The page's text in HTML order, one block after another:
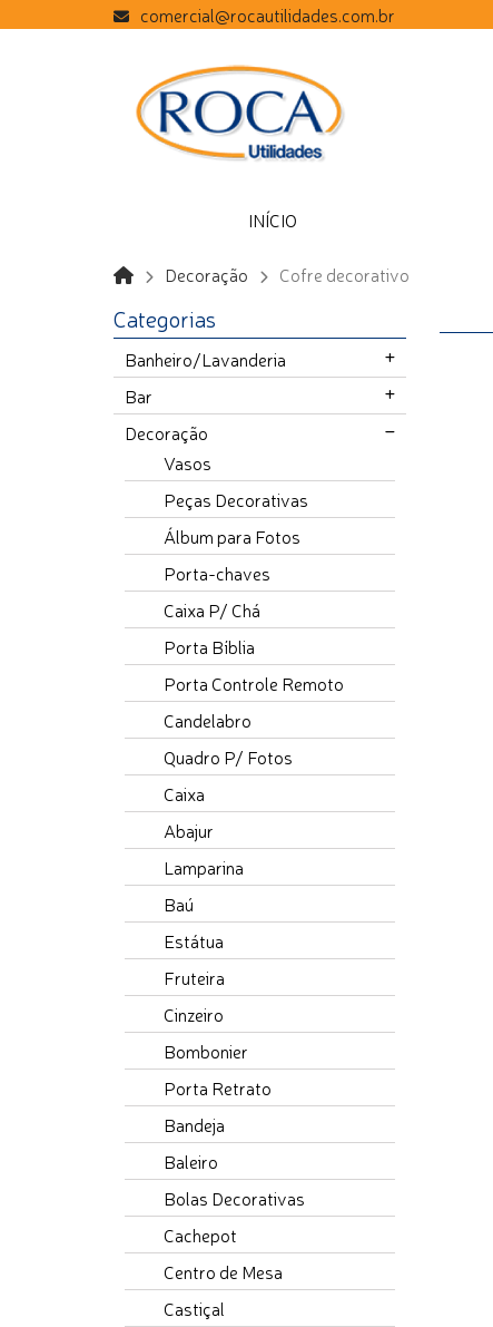
comercial@rocautilidades.com.br
INÍCIO
Decoração Cofre decorativo
Categorias
Banheiro/Lavanderia
Bar
Decoração
Vasos
Peças Decorativas
Álbum para Fotos
Porta-chaves
Caixa P/ Chá
Porta Bíblia
Porta Controle Remoto
Candelabro
Quadro P/ Fotos
Caixa
Abajur
Lamparina
Baú
Estátua
Fruteira
Cinzeiro
Bombonier
Porta Retrato
Bandeja
Baleiro
Bolas Decorativas
Cachepot
Centro de Mesa
Castiçal